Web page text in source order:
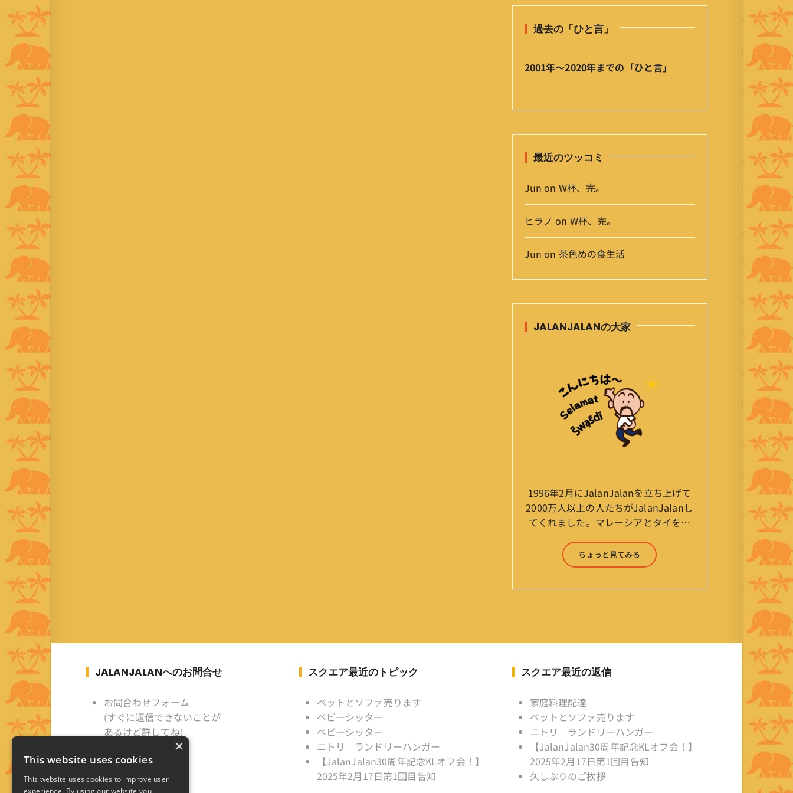
ひ
言
ア
イ
過去の「ひと言」
2001年〜2020年までの「ひと言」
最近のツッコミ
Jun on W杯、完。
ヒラノ on W杯、完。
Jun on 茶色めの食生活
JALANJALANの大家
1996年2月にJalanJalanを立ち上げて
2000万人以上の人たちがJalanJalanし
てくれました。マレーシアとタイを行
ットーに鼻くそほじりながらやってま
す。 山森 淳（Jun Yamamori） 生年
味 ：写真 スポーツ ：水泳
ぎ) テニス、スキー、ロ
ル KLソフトボール
「JalanJalan」「J Bothers」の監
督 BKKソフトボール
「おぼんこぼん 」監督 マレーシア歴：
1991年から31年目 タイ歴 ：
2001年から21年目
ちょっと見てみる
JALANJALANへのお問合せ
お問合わせフォーム
(すぐに返信できないことが
あるけど許してね)
スクエア最近のトピック
ベットとソファ売ります
ベビーシッター
ベビーシッター
ニトリ ランドリーハンガー
【JalanJalan30周年記念KLオフ会！】
2025年2月17日第1回目告知
スクエア最近の返信
家庭料理配達
ベットとソファ売ります
ニトリ ランドリーハンガー
【JalanJalan30周年記念KLオフ会！】
2025年2月17日第1回目告知
久しぶりのご挨拶
×
This website uses cookies
This website uses cookies to improve user
experience. By using our website you